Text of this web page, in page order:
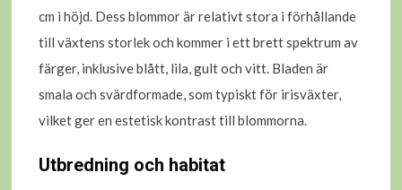
cm i höjd. Dess blommor är relativt stora i förhållande
till växtens storlek och kommer i ett brett spektrum av
färger, inklusive blått, lila, gult och vitt. Bladen är
smala och svärdformade, som typiskt för irisväxter,
vilket ger en estetisk kontrast till blommorna.
Utbredning och habitat